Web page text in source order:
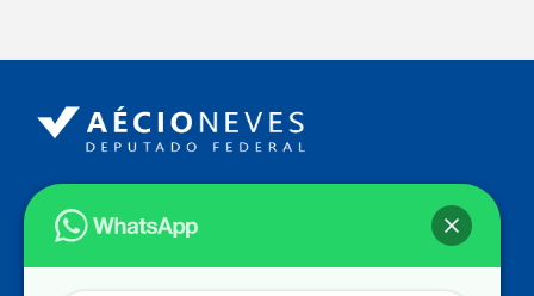
Endereço
Câmara dos Deputados
Ed. Principal, Ala C – Gabinete